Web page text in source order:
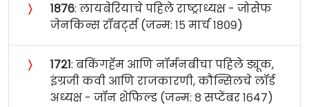
〉 १८७६: लायबेरियाचे पहिले राष्ट्राध्यक्ष - जोसेफ
जेनकिन्स रॉबर्ट्स (जन्म: १५ मार्च १८०९)
〉 १७२१: बकिंगहॅम आणि नॉर्मनबीचा पहिले ड्यूक,
इंग्रजी कवी आणि राजकारणी, कौन्सिलचे लॉर्ड
अध्यक्ष - जॉन शेफिल्ड (जन्म: ८ सप्टेंबर १६४७)